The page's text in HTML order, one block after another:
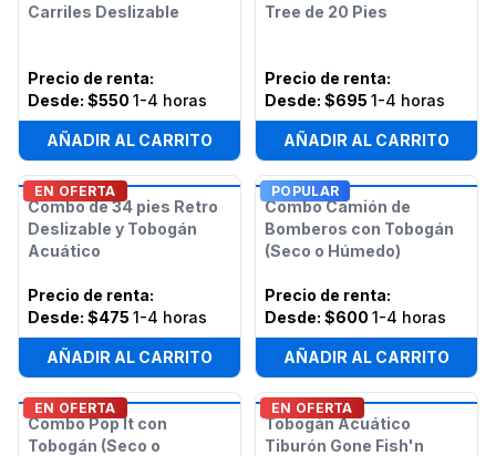
Carriles Deslizable
Precio de renta:
Desde: $550 1-4 horas
AÑADIR AL CARRITO
Tree de 20 Pies
Precio de renta:
Desde: $695 1-4 horas
AÑADIR AL CARRITO
EN OFERTA
Combo de 34 pies Retro
Deslizable y Tobogán
Acuático
Precio de renta:
Desde: $475 1-4 horas
AÑADIR AL CARRITO
POPULAR
Combo Camión de
Bomberos con Tobogán
(Seco o Húmedo)
Precio de renta:
Desde: $600 1-4 horas
AÑADIR AL CARRITO
EN OFERTA
Combo Pop It con
Tobogán (Seco o
EN OFERTA
Tobogán Acuático
Tiburón Gone Fish'n